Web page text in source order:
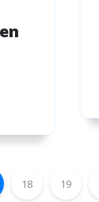
18 19